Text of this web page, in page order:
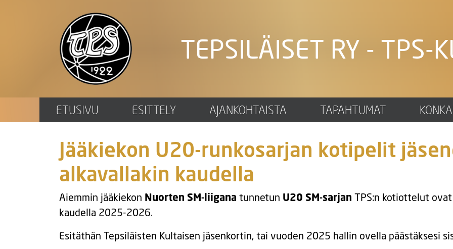
TEPSILÄISET RY - TPS-
ETUSIVU ESITTELY AJANKOHTAISTA TAPAHTUMAT
Jääkiekon U20-runkosarjan kotipelit
alkavallakin kaudella
Aiemmin jääkiekon Nuorten SM-liigana tunnetun U20 SM-sarjan TPS:n kotiottelut ovat
kaudella 2025-2026.
Esitäthän Tepsiläisten Kultaisen jäsenkortin, tai vuoden 2025 hallin ovella päästäksesi